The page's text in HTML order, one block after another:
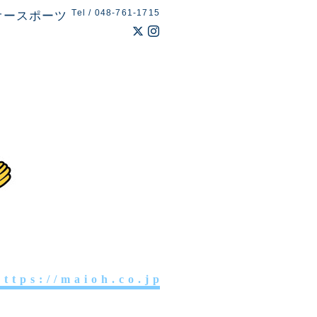
ースポーツ Tel / 048-761-1715
t t p s : / / m a i o h . c o . j p